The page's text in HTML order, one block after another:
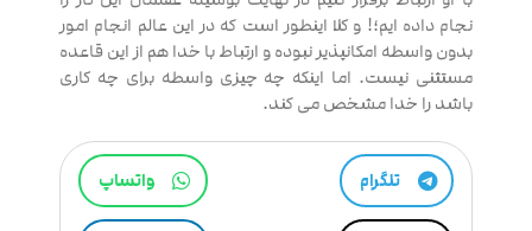
نجام داده ایم؛! و کلا اینطور است که در این عالم انجام امور
بدون واسطه امکانپذیر نبوده و ارتباط با خدا هم از این قاعده
مستثنی نیست. اما اینکه چه چیزی واسطه برای چه کاری
باشد را خدا مشخص می کند.
تلگرام واتساپ